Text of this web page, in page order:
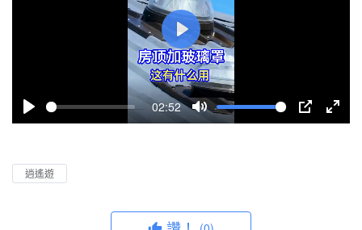
P
a
02:52
M
P
E
P
l
a
y
逍遙遊